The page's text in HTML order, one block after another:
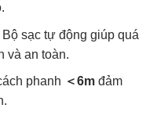
Bộ sạc tự động giúp quá
và an toàn.
phanh ＜6mđảm